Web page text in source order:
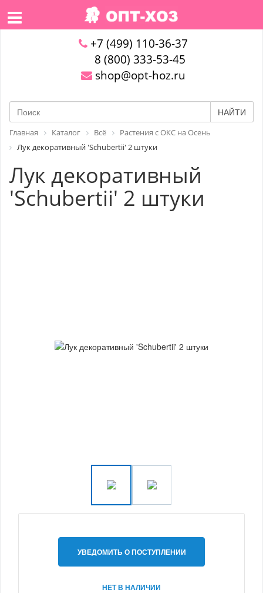
+7 (499) 110-36-37
8 (800) 333-53-45
shop@opt-hoz.ru
НАЙТИ
Главная Каталог Всё
Растения с ОКС на Осень
Лук декоративный 'Schubertii' 2 штуки
Лук декоративный
'Schubertii' 2 штуки
УВЕДОМИТЬ О ПОСТУПЛЕНИИ
НЕТ В НАЛИЧИИ